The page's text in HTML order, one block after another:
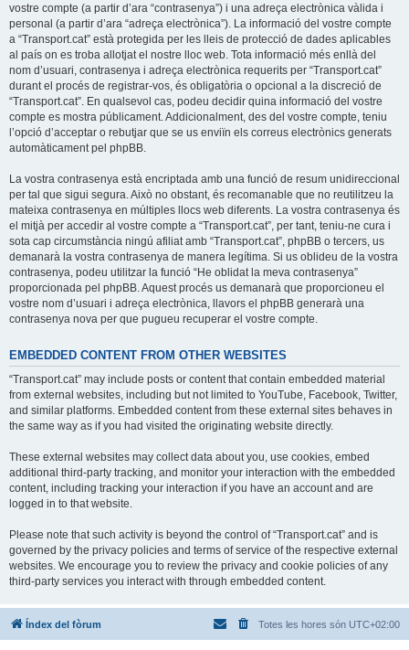
vostre compte (a partir d’ara “contrasenya”) i una adreça electrònica vàlida i
personal (a partir d’ara “adreça electrònica”). La informació del vostre compte
a “Transport.cat” està protegida per les lleis de protecció de dades aplicables
al país on es troba allotjat el nostre lloc web. Tota informació més enllà del
nom d’usuari, contrasenya i adreça electrònica requerits per “Transport.cat”
durant el procés de registrar-vos, és obligatòria o opcional a la discreció de
“Transport.cat”. En qualsevol cas, podeu decidir quina informació del vostre
compte es mostra públicament. Addicionalment, des del vostre compte, teniu
l’opció d’acceptar o rebutjar que se us enviïn els correus electrònics generats
automàticament pel phpBB.
La vostra contrasenya està encriptada amb una funció de resum unidireccional
per tal que sigui segura. Això no obstant, és recomanable que no reutilitzeu la
mateixa contrasenya en múltiples llocs web diferents. La vostra contrasenya és
el mitjà per accedir al vostre compte a “Transport.cat”, per tant, teniu-ne cura i
sota cap circumstància ningú afiliat amb “Transport.cat”, phpBB o tercers, us
demanarà la vostra contrasenya de manera legítima. Si us oblideu de la vostra
contrasenya, podeu utilitzar la funció “He oblidat la meva contrasenya”
proporcionada pel phpBB. Aquest procés us demanarà que proporcioneu el
vostre nom d’usuari i adreça electrònica, llavors el phpBB generarà una
contrasenya nova per que pugueu recuperar el vostre compte.
EMBEDDED CONTENT FROM OTHER WEBSITES
“Transport.cat” may include posts or content that contain embedded material
from external websites, including but not limited to YouTube, Facebook, Twitter,
and similar platforms. Embedded content from these external sites behaves in
the same way as if you had visited the originating website directly.
These external websites may collect data about you, use cookies, embed
additional third-party tracking, and monitor your interaction with the embedded
content, including tracking your interaction if you have an account and are
logged in to that website.
Please note that such activity is beyond the control of “Transport.cat” and is
governed by the privacy policies and terms of service of the respective external
websites. We encourage you to review the privacy and cookie policies of any
third-party services you interact with through embedded content.
Índex del fòrum Totes les hores són UTC+02:00